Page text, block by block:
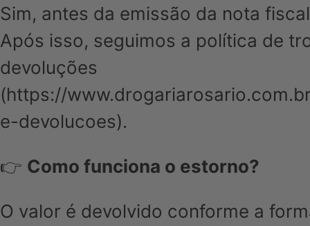
Sim, antes da emissão da nota
Após isso, seguimos a política de
devoluções
(https://
e-devolucoes).
👉 Como funciona o estorno?
O valor é devolvido conforme a